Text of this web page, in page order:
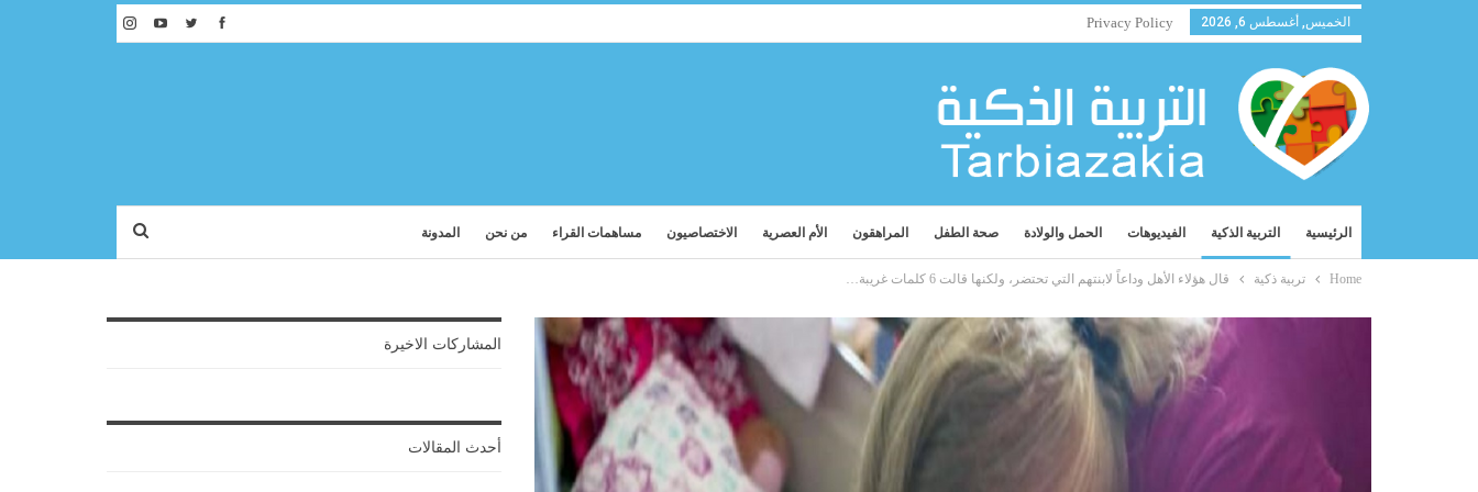
الخميس, أغسطس 6, 2026 Privacy Policy
الرئيسية التربية الذكية الفيديوهات الحمل والولادة صحة الطفل المراهقون الأم العصرية الاختصاصيون مساهمات القراء من نحن المدونة
Home تربية ذكية قال هؤلاء الأهل وداعاً لابنتهم التي تحتضر، ولكنها قالت 6 كلمات غريبة…
المشاركات الاخيرة
أحدث المقالات